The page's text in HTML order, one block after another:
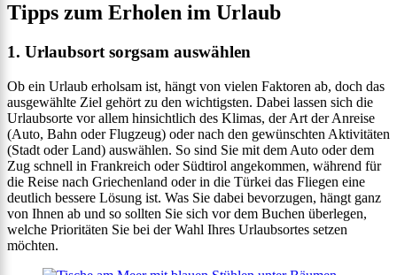
Tipps zum Erholen im Urlaub
1. Urlaubsort sorgsam auswählen
Ob ein Urlaub erholsam ist, hängt von vielen Faktoren ab, doch das
ausgewählte Ziel gehört zu den wichtigsten. Dabei lassen sich die
Urlaubsorte vor allem hinsichtlich des Klimas, der Art der Anreise
(Auto, Bahn oder Flugzeug) oder nach den gewünschten Aktivitäten
(Stadt oder Land) auswählen. So sind Sie mit dem Auto oder dem
Zug schnell in Frankreich oder Südtirol angekommen, während für
die Reise nach Griechenland oder in die Türkei das Fliegen eine
deutlich bessere Lösung ist. Was Sie dabei bevorzugen, hängt ganz
von Ihnen ab und so sollten Sie sich vor dem Buchen überlegen,
welche Prioritäten Sie bei der Wahl Ihres Urlaubsortes setzen
möchten.